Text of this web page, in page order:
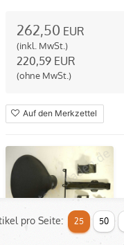
262,50 EUR
(inkl. MwSt.)
220,59 EUR
(ohne MwSt.)
Auf den Merkzettel
pro Seite: 25 50